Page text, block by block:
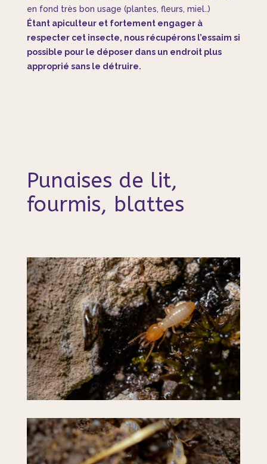
en fond très bon usage (plantes, fleurs, miel..)
Étant apiculteur et fortement engager à
respecter cet insecte, nous récupérons l’essaim si
possible pour le déposer dans un endroit plus
approprié sans le détruire.
Punaises de lit,
fourmis, blattes